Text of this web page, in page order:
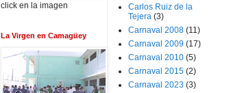
click en la imagen
La Virgen en Camagüey
Carlos Ruiz de la
Tejera (3)
Carnaval 2008 (11)
Carnaval 2009 (17)
Carnaval 2010 (5)
Carnaval 2015 (2)
Carnaval 2023 (3)